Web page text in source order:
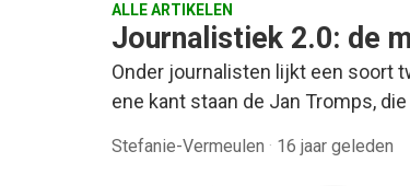
ALLE ARTIKELEN
Journalistiek 2.0: de
Onder journalisten lijkt een soort
ene kant staan de Jan Tromps,
Stefanie-Vermeulen · 16 jaar geleden